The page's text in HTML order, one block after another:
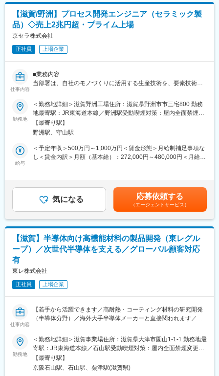
立上げ
・既存プロセスにこだわらず、ゼロベースでプロセス革新を考慮
した生産ラインの構想立案、予算化推進
（3）多賀新棟の投資推進（導入、立上げ）
・導電製品の製造移管に向けたプロセスの改善、最適化の検討推
進
■業務詳細：
TVやスマートフォン、電子部品などのエレクトロニクス関連製品
の高機能化に伴い、そこで適用される部材の品質要求が高度化し
製造工程に適合した材料の製品化を行っています。当部署はエレ
クトロニクス関連製品の設備設計や設備導入・改造、生産条件の
最適化など、モノづくりの上流（原料納入）から下流（製品出
荷）までのプロセス革新、そして生産能力増強投資を担っていま
■本ポジションの魅力：
■同社の魅力・特徴：
◇プラスチック製品のパイオニアとして設立から70年以上、世界
各国へ事業展開をする化学メーカーです。「住宅」「環境・ライ
フライン」「高機能プラスチックス」の3軸に事業を展開してお
り、幅広い領域において価値発揮し、このコロナ禍においても増
益を達成しています。
変更の範囲：会社の定める業務
【滋賀/野洲】プロセス開発エンジニア（セラミック製
品）◇売上2兆円超・プライム上場
京セラ株式会社
正社員 上場企業
仕事内容
■業務内容
当部署は、自社のモノづくりに活用する生産技術を、要素技術開
セラミックスや金属などの粉体や、そのスラリー・ペーストなど
を扱い、成形、印刷、焼成などのセラミックスの製造プロセスを
改善・開発する業務をになっていただきます。
現象を理論的に紐解き、メカニズムを理解して本質を追求してい
ただくことを期待しています。自ら積極的に活動でき、１年から
２年後にはチームでの活動牽引できる人材を求めています。
トも行っていきます。具体的には専門職を極めるコースと組織の
マネジメントを極めるコースの選択肢があり、本人の希望や経
験、資質を鑑みて柔軟に対応する風土があります。
京セラのものづくりにおける生産性向上のさらなる加速と効果最
大化、及び重点技術分野の強化を図るための募集です。組織の目
指す姿として他社に真似できないオンリーワンのプロセス技術開
だき、多様性を持った組織強化を図りたいと考えます。
◇役割：セラミック生産工程の生産性向上、及びセラミック部品
ラが扱っているセラミック部品全般
◇業務範囲：セラミック生産工程のプロセス開発をおこなってい
事業部への伝達、及び工程立上げを事業部と共同で進めます。
◇目指す姿：MLCC、セラミックPKGなど京セラのプロセスを結
集し、他社が真似できない、オンリーワンのプロセス技術を確立
する集団となる
勤務地
＜勤務地詳細＞滋賀野洲工場住所：滋賀県野洲市市三宅800 勤務
地最寄駅：JR東海道本線／野洲駅受動喫煙対策：屋内全面禁煙変
更の範囲：会社の定める事業所（リモートワーク含む）
【最寄り駅】
野洲駅、守山駅
給与
＜予定年収＞500万円～1,000万円＜賃金形態＞月給制補足事項な
し＜賃金内訳＞月額（基本給）：272,000円～480,000円＜月給＞
／月給32万円＋賞与＋各種手当）、800万円（技術系総合職35歳
／月給37万円＋賞与＋各種手当）賃金はあくまでも目安の金額で
あり、選考を通じて上下する可能性があります。月給(月額)は固定
手当を含めた表記です。
気になる 応募依頼する
（エージェントサービス）
【滋賀】半導体向け高機能材料の製品開発（東レグル
ープ）／次世代半導体を支える／グローバル顧客対応
有
東レ株式会社
正社員 上場企業
仕事内容
【若手から活躍できます／高耐熱・コーティング材料の研究開発
（半導体分野）／海外大手半導体メーカーと直接関われます／世
◆業務内容
半導体用ポリイミドコーティング剤の材料開発、顧客対応、量産
立ち上げなどをご担当いただきます。
勤務地
＜勤務地詳細＞滋賀事業場住所：滋賀県大津市園山1-1-1 勤務地最
寄駅：JR東海道本線／石山駅受動喫煙対策：屋内全面禁煙変更の
範囲：会社の定める事業所（リモートワーク含む）
【最寄り駅】
京阪石山駅、石山駅、粟津駅(滋賀県)